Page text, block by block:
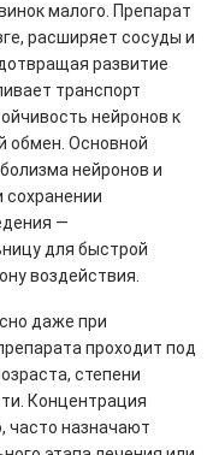
малого. Препарат
расширяет сосуды и
развитие
транспорт
нейронов к
обмен. Основной
нейронов и
сохранении
—
для быстрой
воздействия.
даже при
проходит под
степени
Концентрация
часто назначают